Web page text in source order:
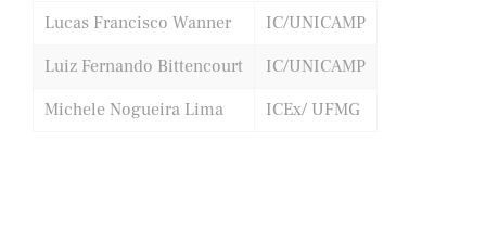
Lucas Francisco Wanner
IC/UNICAMP
Luiz Fernando Bittencourt
IC/UNICAMP
Michele Nogueira Lima
ICEx/ UFMG